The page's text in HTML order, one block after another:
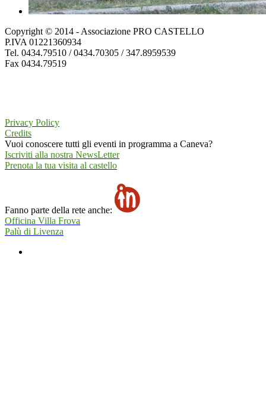
Copyright © 2014 - Associazione PRO CASTELLO
P.IVA 01221360934
Tel. 0434.79510 / 0434.70305 / 347.8959539
Fax 0434.79519
Privacy Policy
Credits
Vuoi conoscere tutti gli eventi in programma a Caneva?
Iscriviti alla nostra NewsLetter
Prenota la tua visita al castello
Fanno parte della rete anche:
Officina Villa Frova
Palù di Livenza